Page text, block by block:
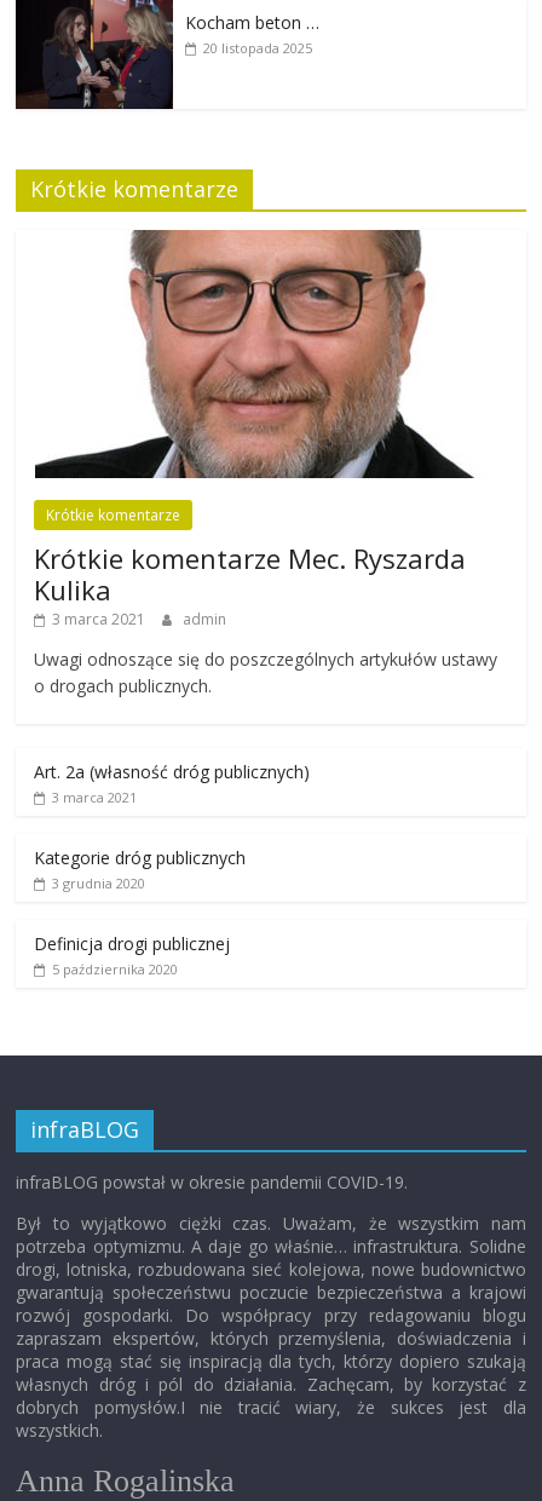
Kocham beton …
20 listopada 2025
Krótkie komentarze
Krótkie komentarze
Krótkie komentarze Mec. Ryszarda
Kulika
3 marca 2021 admin
Uwagi odnoszące się do poszczególnych artykułów ustawy
o drogach publicznych.
Art. 2a (własność dróg publicznych)
3 marca 2021
Kategorie dróg publicznych
3 grudnia 2020
Definicja drogi publicznej
5 października 2020
infraBLOG
infraBLOG powstał w okresie pandemii COVID-19.
Był to wyjątkowo ciężki czas. Uważam, że wszystkim nam
potrzeba optymizmu. A daje go właśnie… infrastruktura. Solidne
drogi, lotniska, rozbudowana sieć kolejowa, nowe budownictwo
gwarantują społeczeństwu poczucie bezpieczeństwa a krajowi
rozwój gospodarki. Do współpracy przy redagowaniu blogu
zapraszam ekspertów, których przemyślenia, doświadczenia i
praca mogą stać się inspiracją dla tych, którzy dopiero szukają
własnych dróg i pól do działania. Zachęcam, by korzystać z
dobrych pomysłów.I nie tracić wiary, że sukces jest dla
wszystkich.
Anna Rogalinska